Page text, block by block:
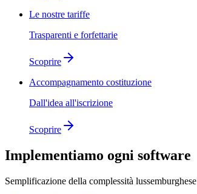
Le nostre tariffe
Trasparenti e forfettarie
Scoprire
Accompagnamento costituzione
Dall'idea all'iscrizione
Scoprire
Implementiamo ogni software
Semplificazione della complessità lussemburghese